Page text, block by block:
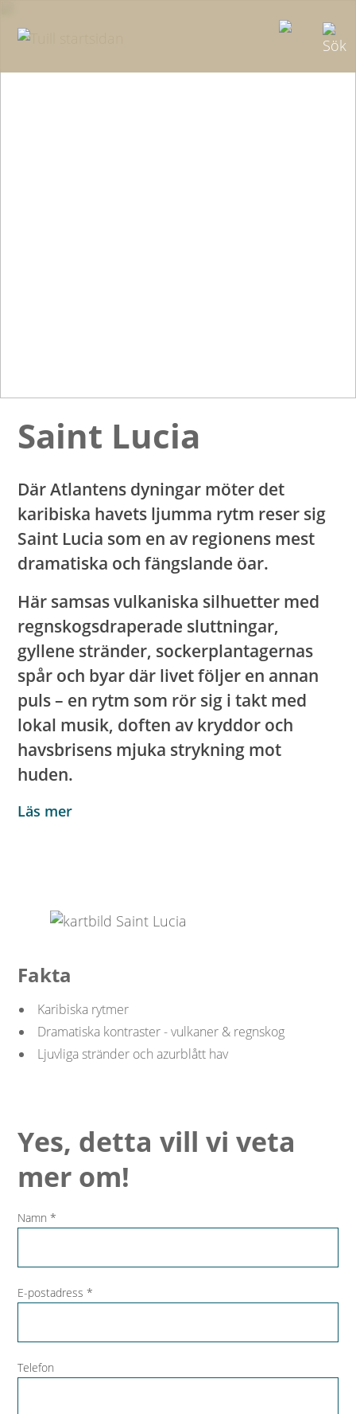
Saint Lucia
Där Atlantens dyningar möter det
karibiska havets ljumma rytm reser sig
Saint Lucia som en av regionens mest
dramatiska och fängslande öar.
Här samsas vulkaniska silhuetter med
regnskogsdraperade sluttningar,
gyllene stränder, sockerplantagernas
spår och byar där livet följer en annan
puls – en rytm som rör sig i takt med
lokal musik, doften av kryddor och
havsbrisens mjuka strykning mot
huden.
Läs mer
Fakta
Karibiska rytmer
Dramatiska kontraster - vulkaner & regnskog
Ljuvliga stränder och azurblått hav
Time
Resort
Yes, detta vill vi veta
mer om!
Namn *
E-postadress *
Telefon